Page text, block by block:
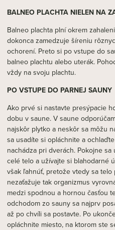
BALNEO PLACHTA NIELEN NA
Balneo plachta plní okrem
dokonca zamedzuje šíreniu
ochorení. Preto si po vstupe do
balneo plachtu alebo uterák.
vždy na svoju plachtu.
PO VSTUPE DO PARNEJ SAUNY
Ako prvé si nastavte presýpacie
dobu v saune. V saune
najskôr plytko a neskôr sa môžu
sa usadíte si opláchnite a
nachádza pri dverách. Pokojne
celé telo a užívajte si blahodarné
však ľahnúť, pretože vtedy sa
nezaťažuje tak organizmus
medzi spodnou a hornou časťou
odchodom zo sauny sa najprv
až po chvíli sa postavte. Po
opláchnite miesto, na ktorom ste